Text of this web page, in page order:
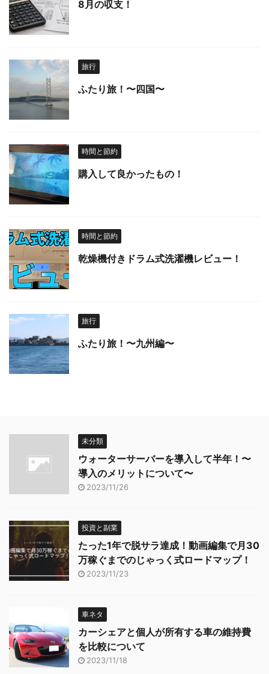
8月の収支！
旅行
ふたり旅！〜四国〜
時間と節約
購入して良かったもの！
時間と節約
乾燥機付きドラム式洗濯機レビュー！
旅行
ふたり旅！〜九州編〜
未分類
ウォーターサーバーを導入して半年！〜
導入のメリットについて〜
2023/11/26
投資と副業
たった1年で脱サラ達成！動画編集で月30
万稼ぐまでのじゃっく式ロードマップ！
2023/11/23
車ネタ
カーシェアと個人が所有する車の維持費
を比較について
2023/11/18